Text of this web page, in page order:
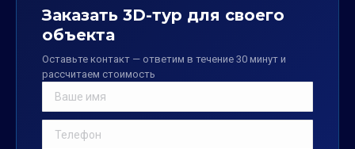
Заказать 3D-тур для своего
объекта
Оставьте контакт — ответим в течение 30 минут и
рассчитаем стоимость